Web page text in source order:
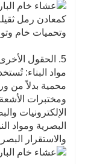
كمعادن رمل
وتحميات خام
5. الحقول الأخرى:
مواد البناء:
محمية بدلاً من
ومختبرات الأشعة
الإلكترونيات
البصرية ومواد
والاستقرار